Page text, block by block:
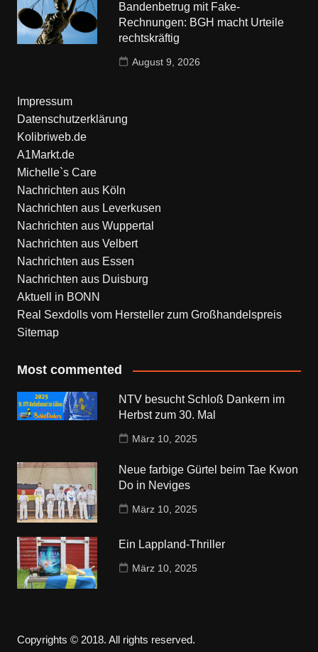
Bandenbetrug mit Fake-
Rechnungen: BGH macht Urteile
rechtskräftig
August 9, 2026
Impressum
Datenschutzerklärung
Kolibriweb.de
A1Markt.de
Michelle`s Care
Nachrichten aus Köln
Nachrichten aus Leverkusen
Nachrichten aus Wuppertal
Nachrichten aus Velbert
Nachrichten aus Essen
Nachrichten aus Duisburg
Aktuell in BONN
Real Sexdolls vom Hersteller zum Großhandelspreis
Sitemap
Most commented
NTV besucht Schloß Dankern im
Herbst zum 30. Mal
März 10, 2025
Neue farbige Gürtel beim Tae Kwon
Do in Neviges
März 10, 2025
Ein Lappland-Thriller
März 10, 2025
Copyrights © 2018. All rights reserved.